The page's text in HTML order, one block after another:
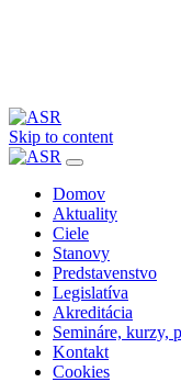
Skip to content
Domov
Aktuality
Ciele
Stanovy
Predstavenstvo
Legislatíva
Akreditácia
Semináre, kurzy,
Kontakt
Cookies